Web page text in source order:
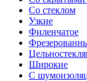
Со стеклом
Узкие
Филенчатое
Широкие
С